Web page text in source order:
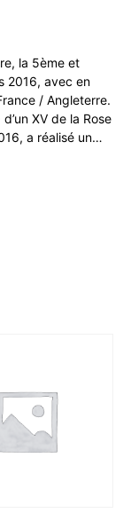
la 5ème et
2016, avec en
/ Angleterre.
XV de la Rose
a réalisé un…